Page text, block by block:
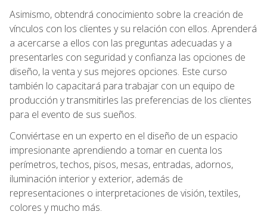
Asimismo, obtendrá conocimiento sobre la creación de
vínculos con los clientes y su relación con ellos. Aprenderá
a acercarse a ellos con las preguntas adecuadas y a
presentarles con seguridad y confianza las opciones de
diseño, la venta y sus mejores opciones. Este curso
también lo capacitará para trabajar con un equipo de
producción y transmitirles las preferencias de los clientes
para el evento de sus sueños.
Conviértase en un experto en el diseño de un espacio
impresionante aprendiendo a tomar en cuenta los
perímetros, techos, pisos, mesas, entradas, adornos,
iluminación interior y exterior, además de
representaciones o interpretaciones de visión, textiles,
colores y mucho más.